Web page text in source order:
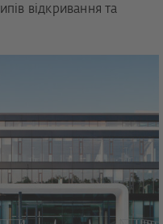
відкривання та